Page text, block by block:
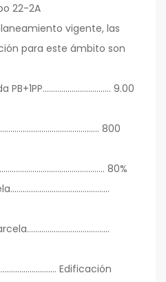
22-2A
vigente, las
para este ámbito son
PB+1PP…………………………… 9.00
800
80%
Edificación